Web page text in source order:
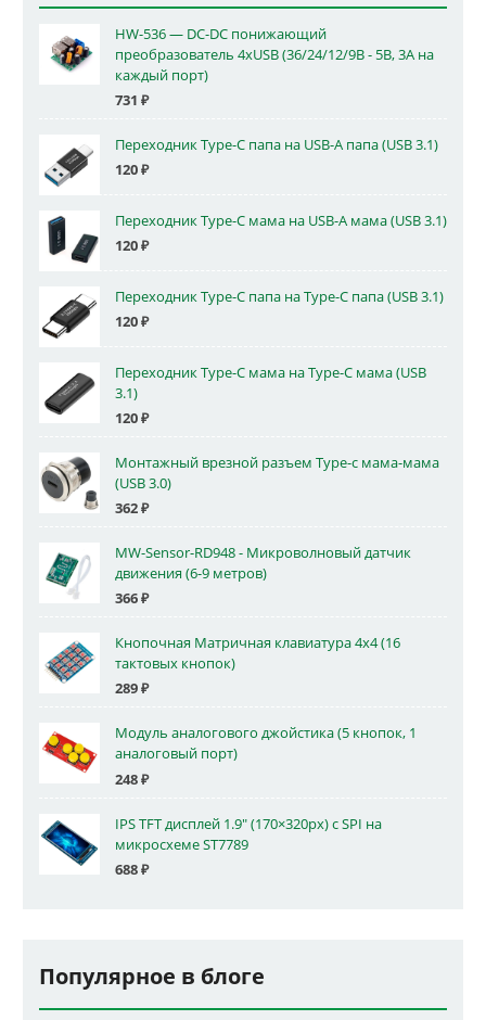
HW-536 — DC-DC понижающий
преобразователь 4xUSB (36/24/12/9В - 5В, 3А на
каждый порт)
731 ₽
Переходник Type-C папа на USB-A папа (USB 3.1)
120₽
Переходник Type-C мама на USB-A мама (USB 3.1)
120₽
Переходник Type-C папа на Type-C папа (USB 3.1)
120₽
Переходник Type-C мама на Type-C мама (USB
3.1)
120₽
Монтажный врезной разъем Type-c мама-мама
(USB 3.0)
362₽
MW-Sensor-RD948 - Микроволновый датчик
движения (6-9 метров)
366₽
Кнопочная Матричная клавиатура 4x4 (16
тактовых кнопок)
289₽
Модуль аналогового джойстика (5 кнопок, 1
аналоговый порт)
248₽
IPS TFT дисплей 1.9" (170×320px) с SPI на
микросхеме ST7789
688₽
Популярное в блоге